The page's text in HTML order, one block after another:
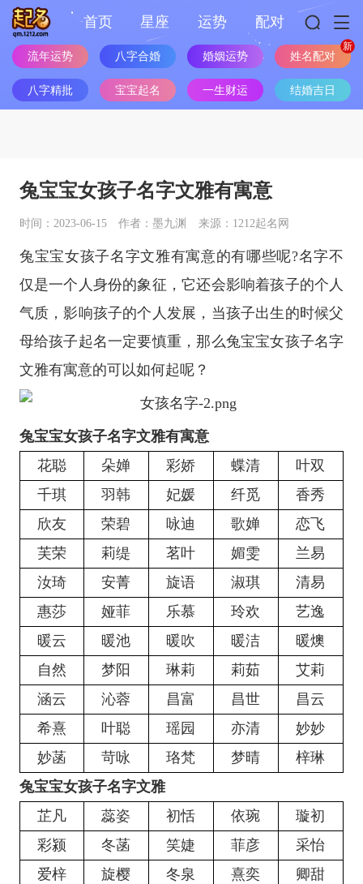
首页 星座 运势 配对
流年运势 八字合婚 婚姻运势 姓名配对
八字精批 宝宝起名 一生财运 结婚吉日
兔宝宝女孩子名字文雅有寓意
时间：2023-06-15 作者：墨九渊 来源：1212起名网
兔宝宝女孩子名字文雅有寓意的有哪些呢?名字不
仅是一个人身份的象征，它还会影响着孩子的个人
气质，影响孩子的个人发展，当孩子出生的时候父
母给孩子起名一定要慎重，那么兔宝宝女孩子名字
文雅有寓意的可以如何起呢？
兔宝宝女孩子名字文雅有寓意
花聪
朵婵 彩娇 蝶清
叶双
千琪
羽韩 妃媛 纤觅
香秀
欣友
荣碧 咏迪 歌婵
恋飞
芙荣
莉缇 茗叶 媚雯
兰易
汝琦
安菁 旋语 淑琪
清易
惠莎
娅菲 乐慕 玲欢
艺逸
暖云
暖池 暖吹 暖洁
暖燠
自然
梦阳 琳莉 莉茹
艾莉
涵云
沁蓉 昌富 昌世
昌云
希熹
叶聪 瑶园 亦清
妙妙
妙菡
苛咏 珞梵 梦晴
梓琳
兔宝宝女孩子名字文雅
芷凡
蕊姿 初恬 依琬
璇初
彩颍
冬菡 笑婕 菲彦
采怡
爱梓
旋樱 冬泉 熹奕
卿甜